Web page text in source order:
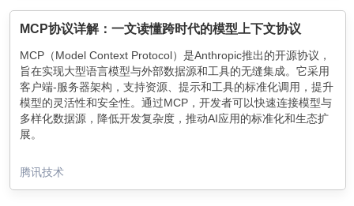
MCP协议详解：一文读懂跨时代的模型上下文协议
MCP（Model Context Protocol）是Anthropic推出的开源协议，
旨在实现大型语言模型与外部数据源和工具的无缝集成。它采用
客户端-服务器架构，支持资源、提示和工具的标准化调用，提升
模型的灵活性和安全性。通过MCP，开发者可以快速连接模型与
多样化数据源，降低开发复杂度，推动AI应用的标准化和生态扩
展。
腾讯技术